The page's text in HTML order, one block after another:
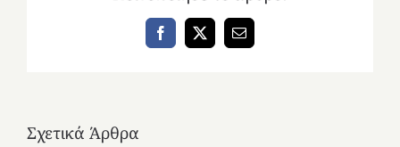
Facebook
X Email
Σχετικά Άρθρα